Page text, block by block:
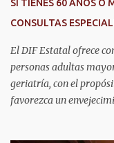
SI TIENES 60 AÑOS O
CONSULTAS
El DIF Estatal ofrece
personas adultas
geriatría, con el
favorezca un